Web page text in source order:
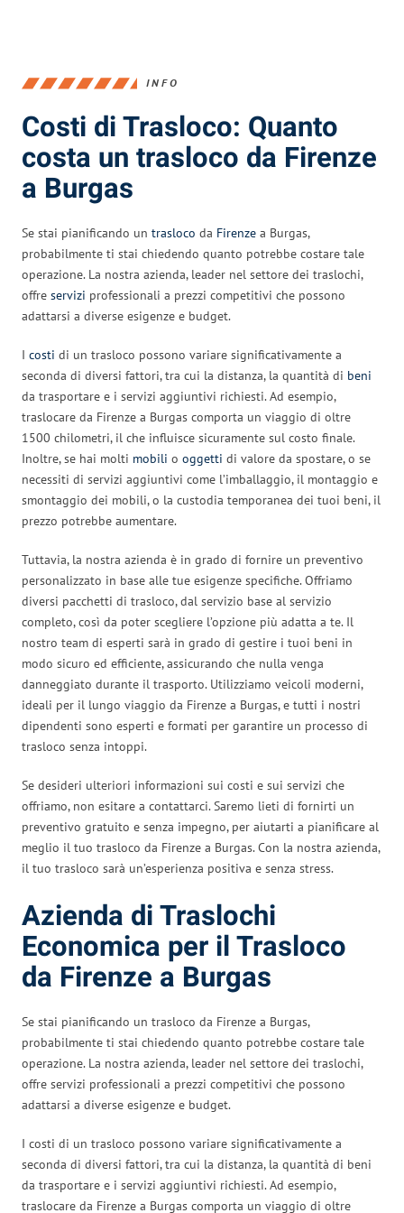
INFO
Costi di Trasloco: Quanto
costa un trasloco da Firenze
a Burgas
Se stai pianificando un trasloco da Firenze a Burgas,
probabilmente ti stai chiedendo quanto potrebbe costare tale
operazione. La nostra azienda, leader nel settore dei traslochi,
offre servizi professionali a prezzi competitivi che possono
adattarsi a diverse esigenze e budget.
I costi di un trasloco possono variare significativamente a
seconda di diversi fattori, tra cui la distanza, la quantità di beni
da trasportare e i servizi aggiuntivi richiesti. Ad esempio,
traslocare da Firenze a Burgas comporta un viaggio di oltre
1500 chilometri, il che influisce sicuramente sul costo finale.
Inoltre, se hai molti mobili o oggetti di valore da spostare, o se
necessiti di servizi aggiuntivi come l’imballaggio, il montaggio e
smontaggio dei mobili, o la custodia temporanea dei tuoi beni, il
prezzo potrebbe aumentare.
Tuttavia, la nostra azienda è in grado di fornire un preventivo
personalizzato in base alle tue esigenze specifiche. Offriamo
diversi pacchetti di trasloco, dal servizio base al servizio
completo, così da poter scegliere l’opzione più adatta a te. Il
nostro team di esperti sarà in grado di gestire i tuoi beni in
modo sicuro ed efficiente, assicurando che nulla venga
danneggiato durante il trasporto. Utilizziamo veicoli moderni,
ideali per il lungo viaggio da Firenze a Burgas, e tutti i nostri
dipendenti sono esperti e formati per garantire un processo di
trasloco senza intoppi.
Se desideri ulteriori informazioni sui costi e sui servizi che
offriamo, non esitare a contattarci. Saremo lieti di fornirti un
preventivo gratuito e senza impegno, per aiutarti a pianificare al
meglio il tuo trasloco da Firenze a Burgas. Con la nostra azienda,
il tuo trasloco sarà un’esperienza positiva e senza stress.
Azienda di Traslochi
Economica per il Trasloco
da Firenze a Burgas
Se stai pianificando un trasloco da Firenze a Burgas,
probabilmente ti stai chiedendo quanto potrebbe costare tale
operazione. La nostra azienda, leader nel settore dei traslochi,
offre servizi professionali a prezzi competitivi che possono
adattarsi a diverse esigenze e budget.
I costi di un trasloco possono variare significativamente a
seconda di diversi fattori, tra cui la distanza, la quantità di beni
da trasportare e i servizi aggiuntivi richiesti. Ad esempio,
traslocare da Firenze a Burgas comporta un viaggio di oltre